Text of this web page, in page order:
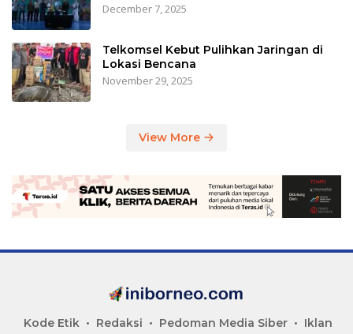
December 7, 2025
Telkomsel Kebut Pulihkan Jaringan di
Lokasi Bencana
November 29, 2025
View More
Kode Etik Redaksi Pedoman Media Siber Iklan